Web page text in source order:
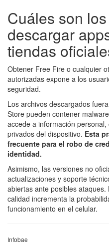
Cuáles son
descargar
tiendas
Obtener Free Fire o cualquier
autorizadas expone a los
seguridad.
Los archivos descargados
Store pueden contener
accede a información
privados del dispositivo. Esta
frecuente para el robo de
identidad.
Asimismo, las versiones no
actualizaciones y soporte
abiertas ante posibles
calidad incrementa la
funcionamiento en el celular.
Infobae